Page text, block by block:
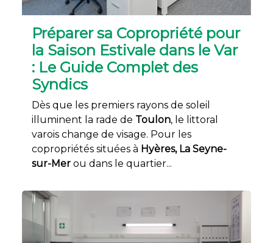
Préparer sa Copropriété pour
la Saison Estivale dans le Var
: Le Guide Complet des
Syndics
Dès que les premiers rayons de soleil
illuminent la rade de Toulon, le littoral
varois change de visage. Pour les
copropriétés situées à Hyères, La Seyne-
sur-Mer ou dans le quartier...